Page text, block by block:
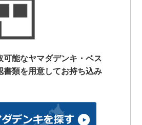
能なヤマダデンキ・ベス
書類を用意してお持ち込み